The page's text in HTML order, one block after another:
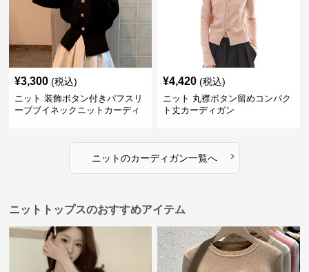
¥3,300 (税込)
ニット 装飾ボタン付きパフスリ
ーブブイネックニットカーディ
¥4,420 (税込)
ニット 丸襟ボタン留めコンパク
ト丈カーディガン
ニットのカーディガン一覧へ ›
ニットトップスのおすすめアイテム